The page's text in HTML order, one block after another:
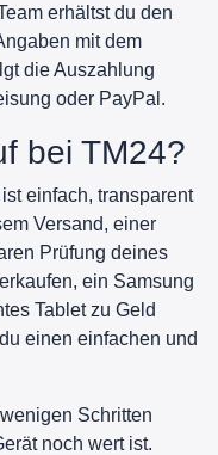
erhältst du den
mit dem
die Auszahlung
oder PayPal.
bei TM24?
einfach, transparent
Versand, einer
Prüfung deines
ein Samsung
Tablet zu Geld
einen einfachen und
Schritten
noch wert ist.